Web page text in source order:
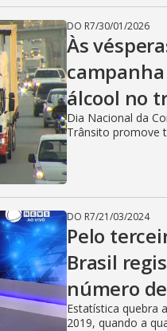
DO R7/30/01/2026
Às
álcool no
Dia Nacional da
Trânsito promove
DO R7/21/03/2024
Pelo
Brasil
número
Estatística quebra
2019, quando a